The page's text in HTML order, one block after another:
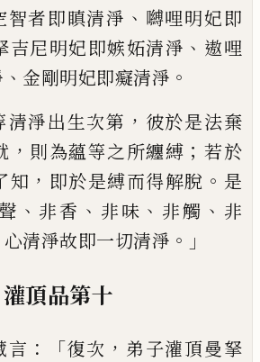
智者即瞋清淨 、 嚩哩明妃即
吉尼明妃即嫉妬清淨 、 遨哩
、 金剛明妃即癡清淨 。
清淨出生次第 ， 彼於是法棄
， 則為蘊等之所纏縛 ； 若於
知 ， 即於是縛而得解脫 。 是
、 非香 、 非味 、 非觸 、 非
心清淨故即一切清淨 。」
灌頂品第十
言 ：「復次 ， 弟子灌頂曼拏